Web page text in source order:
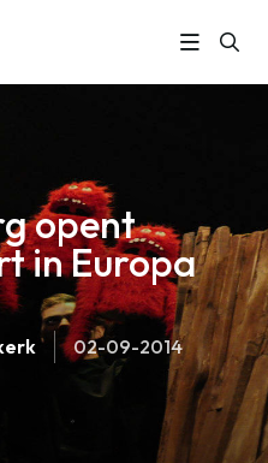
opent
in Europa
02-09-2014